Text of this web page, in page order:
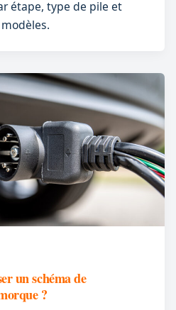
étape, type de pile et
un schéma de
?